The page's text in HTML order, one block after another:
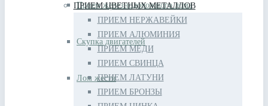
Прием железнодорожного лома
Скупка двигателей
Лом жести
ПРИЕМ ЦВЕТНЫХ МЕТАЛЛОВ
ПРИЕМ НЕРЖАВЕЙКИ
ПРИЕМ АЛЮМИНИЯ
ПРИЕМ МЕДИ
ПРИЕМ СВИНЦА
ПРИЕМ ЛАТУНИ
ПРИЕМ БРОНЗЫ